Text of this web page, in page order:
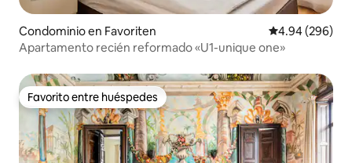
Condominio en Favoriten Calificación
4.94 (296)
Apartamento recién reformado «U1-unique one»
Favorito entre huéspedes
Favorito entre huéspedes